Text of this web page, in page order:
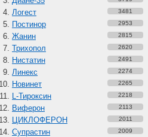
Логест 3481
Постинор 2953
Жанин 2815
Трихопол 2620
Нистатин 2491
Линекс 2274
Новинет 2265
L-Тироксин 2218
Виферон 2113
ЦИКЛОФЕРОН 2011
Супрастин 2009